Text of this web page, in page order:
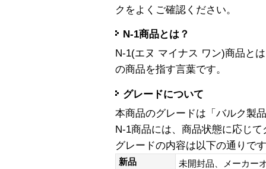
クをよくご確認ください。
N-1商品とは？
N-1(エヌ マイナス ワン)商品と
の商品を指す言葉です。
グレードについて
本商品のグレードは「バルク製
N-1商品には、商品状態に応じ
グレードの内容は以下の通りで
新品
未開封品、メーカー